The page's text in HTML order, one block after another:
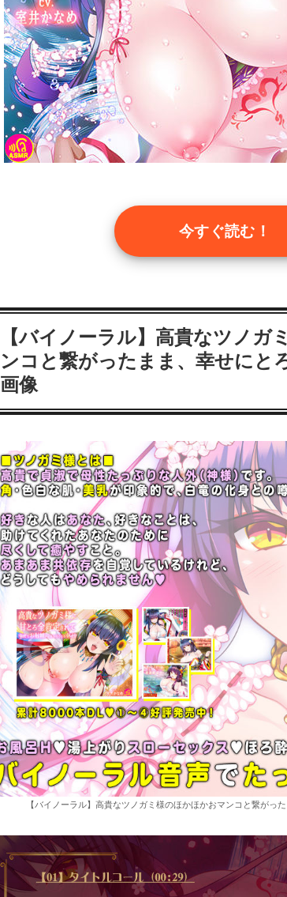
今すぐ読む！
【バイノーラル】高貴なツノガ
ンコと繋がったまま、幸せにと
画像
【バイノーラル】高貴なツノガミ様のほかほかおマンコと繋がっ